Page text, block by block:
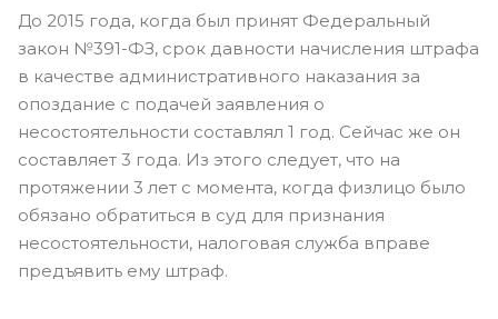
До 2015 года, когда был принят Федеральный
закон №391-ФЗ, срок давности начисления штрафа
в качестве административного наказания за
опоздание с подачей заявления о
несостоятельности составлял 1 год. Сейчас же он
составляет 3 года. Из этого следует, что на
протяжении 3 лет с момента, когда физлицо было
обязано обратиться в суд для признания
несостоятельности, налоговая служба вправе
предъявить ему штраф.